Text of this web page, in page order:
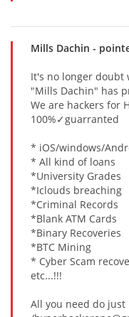
Mills Dachin -
It's no longer doubt
"Mills Dachin" has
We are hackers for
100%✓guarranted
* iOS/windows/
* All kind of loans
*University Grades
*Iclouds breaching
*Criminal Records
*Blank ATM Cards
*Binary Recoveries
*BTC Mining
* Cyber Scam
etc...!!!
All you need do just